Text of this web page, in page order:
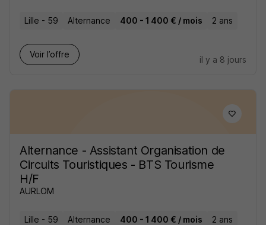
Lille - 59 Alternance 400 - 1 400 € / mois 2 ans
Voir l’offre
il y a 8 jours
Alternance - Assistant Organisation de
Circuits Touristiques - BTS Tourisme
H/F
AURLOM
Lille - 59 Alternance 400 - 1 400 € / mois 2 ans